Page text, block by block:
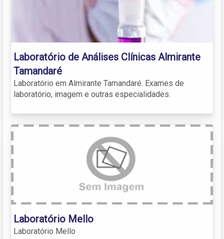
Laboratório de Análises Clínicas Almirante
Tamandaré
Laboratório em Almirante Tamandaré. Exames de
laboratório, imagem e outras especialidades.
Laboratório Mello
Laboratório Mello